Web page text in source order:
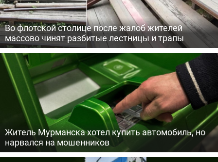
Во флотской столице после жалоб жителей
массово чинят разбитые лестницы и трапы
Житель Мурманска хотел купить автомобиль, но
нарвался на мошенников